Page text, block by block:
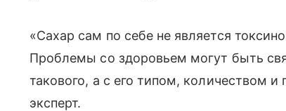
«Сахар сам по себе не является
Проблемы со здоровьем могут быть
такового, а с его типом, количеством
эксперт.